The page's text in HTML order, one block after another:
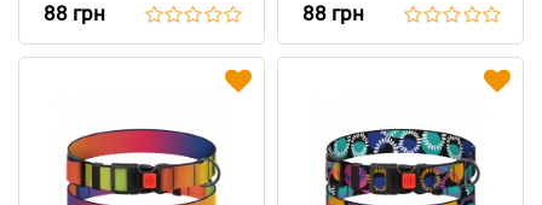
Геометрия
88 грн
Гравитация
88 грн